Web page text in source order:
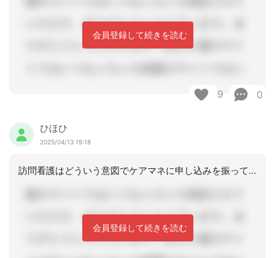
会員登録して続きを読む
9 0
ひほひ
2025/04/13 19:18
訪問看護はどういう意図でケアマネに申し込みを振ってきたのでしょうか？ケアマネの職
会員登録して続きを読む